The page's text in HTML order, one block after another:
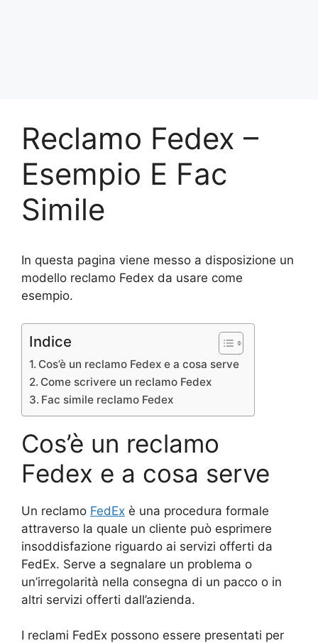
Reclamo Fedex –
Esempio E Fac
Simile
In questa pagina viene messo a disposizione un
modello reclamo Fedex da usare come
esempio.
Indice
Cos’è un reclamo Fedex e a cosa serve
Come scrivere un reclamo Fedex
Fac simile reclamo Fedex
Cos’è un reclamo
Fedex e a cosa serve
Un reclamo FedEx è una procedura formale
attraverso la quale un cliente può esprimere
insoddisfazione riguardo ai servizi offerti da
FedEx. Serve a segnalare un problema o
un’irregolarità nella consegna di un pacco o in
altri servizi offerti dall’azienda.
I reclami FedEx possono essere presentati per